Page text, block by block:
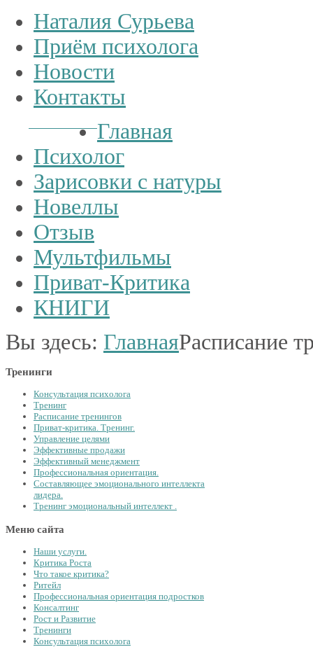
Наталия Сурьева
Приём психолога
Новости
Контакты
Главная
Психолог
Зарисовки с натуры
Новеллы
Отзыв
Мультфильмы
Приват-Критика
КНИГИ
Вы здесь: ГлавнаяРасписание
Тренинги
Консультация психолога
Тренинг
Расписание тренингов
Приват-критика. Тренинг.
Управление целями
Эффективные продажи
Эффективный менеджмент
Профессиональная ориентация.
Составляющее эмоционального интеллекта
лидера.
Тренинг эмоциональный интеллект .
Меню сайта
Наши услуги.
Критика Роста
Что такое критика?
Ритейл
Профессиональная ориентация подростков
Консалтинг
Рост и Развитие
Тренинги
Консультация психолога